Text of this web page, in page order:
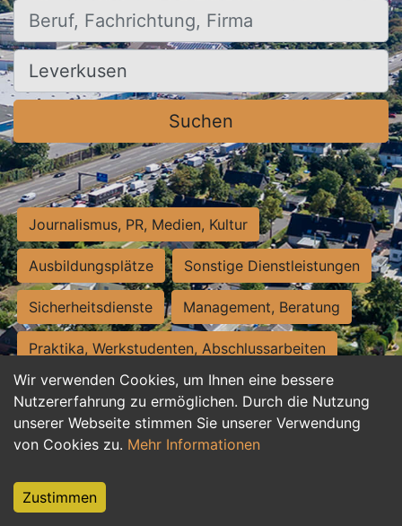
Wir verwenden Cookies, um Ihnen eine bessere
Nutzererfahrung zu ermöglichen. Durch die Nutzung
unserer Webseite stimmen Sie unserer Verwendung
von Cookies zu. Mehr Informationen
Zustimmen
Beruf, Fachrichtung, Firma
Ort, Stadt
Suchen
Journalismus, PR, Medien, Kultur
Ausbildungsplätze Sonstige Dienstleistungen
Sicherheitsdienste Management, Beratung
Praktika, Werkstudenten, Abschlussarbeiten
Personalwesen Assistenz, Sekretariat
Hilfskräfte, Aushilfs- und Nebenjobs
Weiterbildung, Studium, duale Ausbildung